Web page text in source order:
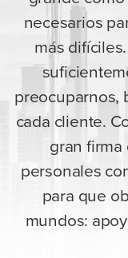
necesarios
más
preocuparnos,
cada cliente.
gran
personales
para que
mundos: